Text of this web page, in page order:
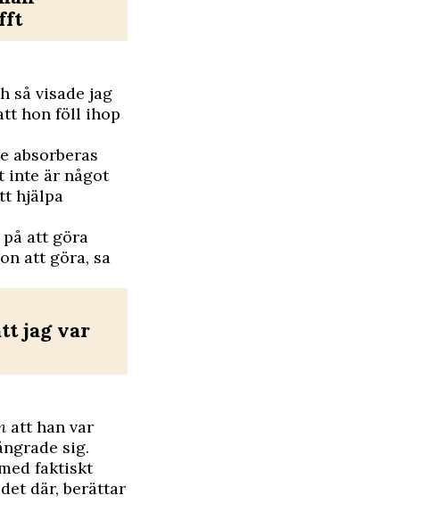
så visade jag
hon föll ihop
absorberas
inte är något
hjälpa
att göra
att göra, sa
jag var
att han var
sig.
faktiskt
där, berättar